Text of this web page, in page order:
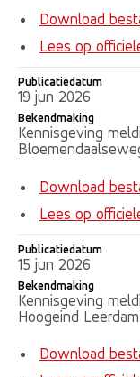
Download
Lees op
Publicatiedatum
19 jun 2026
Bekendmaking
Kennisgeving
Download
Lees op
Publicatiedatum
15 jun 2026
Bekendmaking
Kennisgeving
Hoogeind Leerdam
Download